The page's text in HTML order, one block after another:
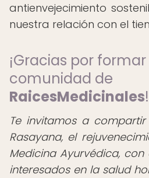
antienvejecimiento
nuestra relación con el
¡Gracias por
comunidad de
RaicesMedicinales!
Te invitamos a
Rasayana, el
Medicina Ayurvédica,
interesados en la salud